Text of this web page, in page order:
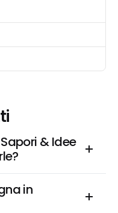
& Idee
in